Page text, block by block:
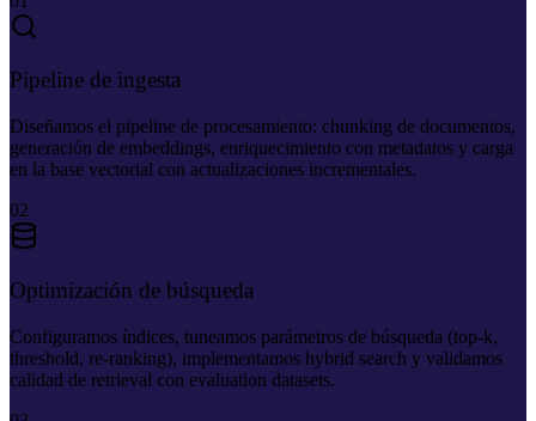
Pipeline de ingesta
Diseñamos el pipeline de procesamiento: chunking de documentos,
generación de embeddings, enriquecimiento con metadatos y carga
en la base vectorial con actualizaciones incrementales.
02
Optimización de búsqueda
Configuramos índices, tuneamos parámetros de búsqueda (top-k,
threshold, re-ranking), implementamos hybrid search y validamos
calidad de retrieval con evaluation datasets.